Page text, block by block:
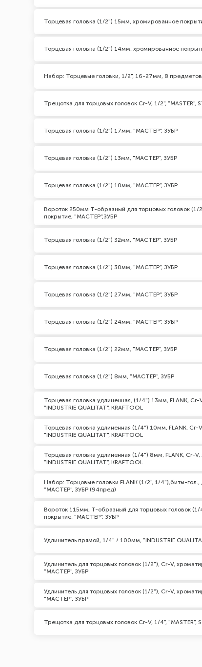
Торцевая головка (1/2") 15мм, хромированное
Торцевая головка (1/2") 14мм, хромированное
Набор: Торцевые головки, 1/2", 16-27мм, 8 предметов
Трещотка для торцовых головок Cr-V, 1/2", "MASTER",
Торцевая головка (1/2") 17мм, "МАСТЕР", ЗУБР
Торцевая головка (1/2") 13мм, "МАСТЕР", ЗУБР
Торцевая головка (1/2") 10мм, "МАСТЕР", ЗУБР
Вороток 250мм T-образный для торцовых головок (1/
покрытие, "МАСТЕР",ЗУБР
Торцевая головка (1/2") 32мм, "МАСТЕР", ЗУБР
Торцевая головка (1/2") 30мм, "МАСТЕР", ЗУБР
Торцевая головка (1/2") 27мм, "МАСТЕР", ЗУБР
Торцевая головка (1/2") 24мм, "МАСТЕР", ЗУБР
Торцевая головка (1/2") 22мм, "МАСТЕР", ЗУБР
Торцевая головка (1/2") 8мм, "МАСТЕР", ЗУБР
Торцевая головка удлиненная, (1/4") 13мм, FLANK,
"INDUSTRIE QUALITAT", KRAFTOOL
Торцевая головка удлиненная (1/4") 10мм, FLANK, Cr-
"INDUSTRIE QUALITAT", KRAFTOOL
Торцевая головка удлиненная (1/4") 8мм, FLANK, Cr-
"INDUSTRIE QUALITAT", KRAFTOOL
Набор: Торцовые головки FLANK (1/2", 1/4"),биты-
"МАСТЕР", ЗУБР (94пред)
Вороток 115мм, T-образный для торцовых головок
покрытие, "МАСТЕР", ЗУБР
Удлинитель прямой, 1/4" / 100мм, "INDUSTRIE
Удлинитель для торцовых головок (1/2"), Cr-V,
"МАСТЕР", ЗУБР
Удлинитель для торцовых головок (1/2"), Cr-V,
"МАСТЕР", ЗУБР
Трещотка для торцовых головок Cr-V, 1/4", "MASTER",